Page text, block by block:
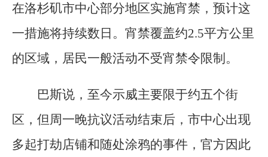
在洛杉矶市中心部分地区实施宵禁，预计这
一措施将持续数日。宵禁覆盖约2.5平方公里
的区域，居民一般活动不受宵禁令限制。
巴斯说，至今示威主要限于约五个街
区，但周一晚抗议活动结束后，市中心出现
多起打劫店铺和随处涂鸦的事件，官方因此